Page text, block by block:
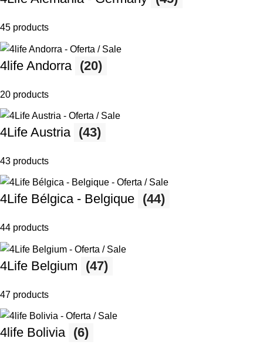
45 products
4life Andorra (20)
20 products
4Life Austria (43)
43 products
4Life Bélgica - Belgique (44)
44 products
4Life Belgium (47)
47 products
4life Bolivia (6)